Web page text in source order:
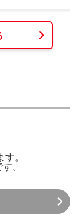
。
。